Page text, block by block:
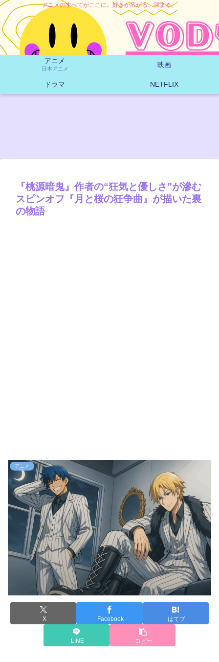
アニメのすべてがここに。好きが広がる、深まる。
アニメ
日本アニメ 映画
ドラマ NETFLIX
『桃源暗鬼』作者の“狂気と優しさ”が滲む
スピンオフ『月と桜の狂争曲』が描いた裏
の物語
アニメ
X Facebook はてブ
LINE コピー